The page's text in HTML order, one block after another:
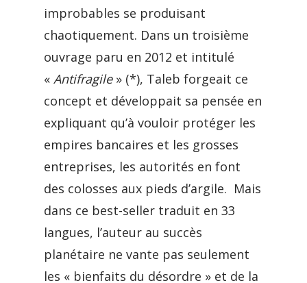
improbables se produisant
chaotiquement. Dans un troisième
ouvrage paru en 2012 et intitulé
« Antifragile » (*), Taleb forgeait ce
concept et développait sa pensée en
expliquant qu’à vouloir protéger les
empires bancaires et les grosses
entreprises, les autorités en font
des colosses aux pieds d’argile. Mais
dans ce best-seller traduit en 33
langues, l’auteur au succès
planétaire ne vante pas seulement
les « bienfaits du désordre » et de la